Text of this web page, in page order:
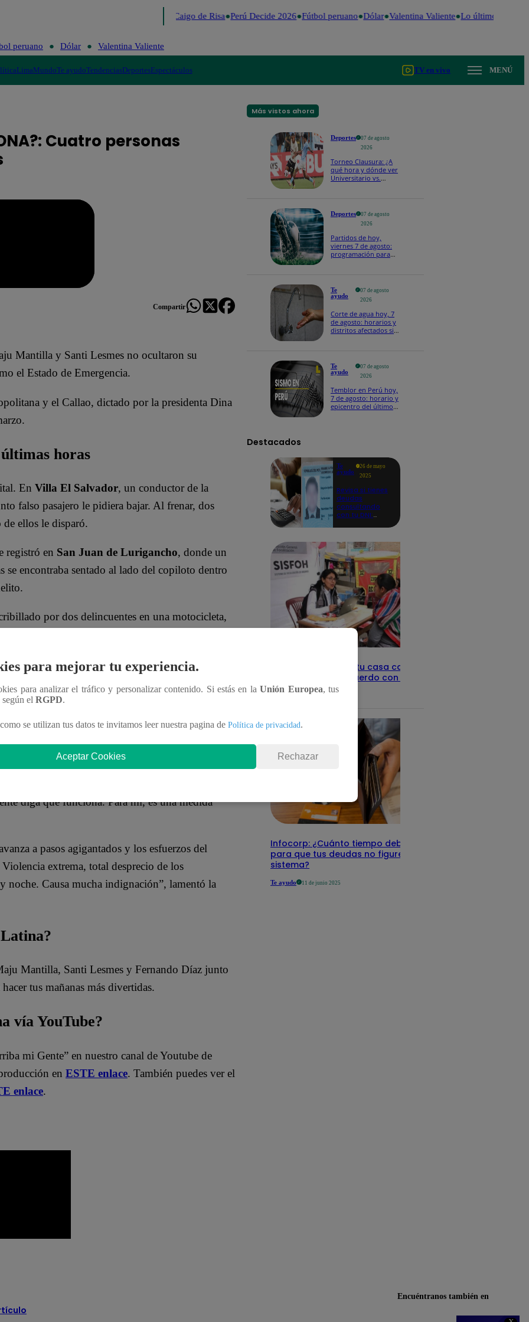
Me Caigo de Risa Perú Decide 2026 Fútbol peruano Dólar Valentina Valiente Lo último
peruano Dólar Valentina Valiente
LimaMundoTe ayudoTendenciasDeportesEspectáculos TV en vivo MENÚ
Cuatro personas
Compartir
Mantilla y Santi Lesmes no ocultaron su
el Estado de Emergencia.
y el Callao, dictado por la presidenta Dina
horas
En Villa El Salvador, un conductor de la
falso pasajero le pidiera bajar. Al frenar, dos
ellos le disparó.
registró en San Juan de Lurigancho, donde un
se encontraba sentado al lado del copiloto dentro
por dos delincuentes en una motocicleta,
en el
la poca EFECTIVIDAD de las acciones por parte
este mecanismo, es una medida disuasiva que
“‘¿Cuántos Estados de Emergencia
diga que funciona. Para mí, es una medida
a pasos agigantados y los esfuerzos del
extrema, total desprecio de los
noche. Causa mucha indignación”, lamentó la
Mantilla, Santi Lesmes y Fernando Díaz junto
tus mañanas más divertidas.
vía YouTube?
mi Gente” en nuestro canal de Youtube de
en ESTE enlace. También puedes ver el
enlace.
Más vistos ahora
Deportes
07 de agosto
2026
Torneo Clausura: ¿A
qué hora y dónde ver
Universitario vs.
Deportes
07 de agosto
2026
Partidos de hoy,
viernes 7 de agosto:
programación para
Te
ayudo
07 de agosto
2026
Corte de agua hoy, 7
de agosto: horarios y
distritos afectados sin
Te
ayudo
07 de agosto
2026
Temblor en Perú hoy,
7 de agosto: horario y
epicentro del último
Destacados
Te
ayudo
26 de mayo
2025
Revisa si tienes
deudas
consultando
con tu DNI:
detalles
Revisa con tu DNI si tu casa califica
como pobre, de acuerdo con el Sisfoh
25 de mayo 2026
Infocorp: ¿Cuánto tiempo debe pasar
para que tus deudas no figuren en su
sistema?
Te ayudo 11 de junio 2025
para mejorar tu experiencia.
para analizar el tráfico y personalizar contenido. Si estás en laUnión Europea, tus
según el RGPD.
se utilizan tus datos te invitamos leer nuestra pagina de Política de privacidad.
Aceptar Cookies Rechazar
Encuéntranos también en